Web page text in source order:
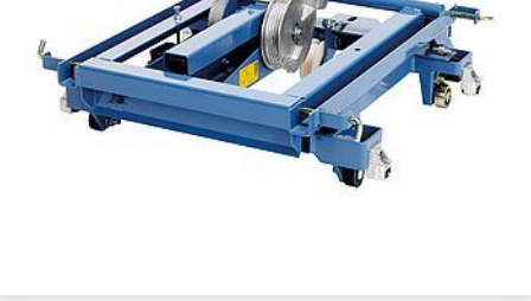
Sazināties
PIETEIKTIES